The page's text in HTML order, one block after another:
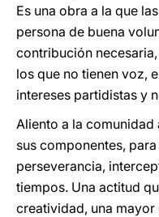
Es una obra a la que
persona de buena
contribución
los que no tienen voz,
intereses partidistas y
Aliento a la
sus componentes,
perseverancia,
tiempos. Una actitud
creatividad, una